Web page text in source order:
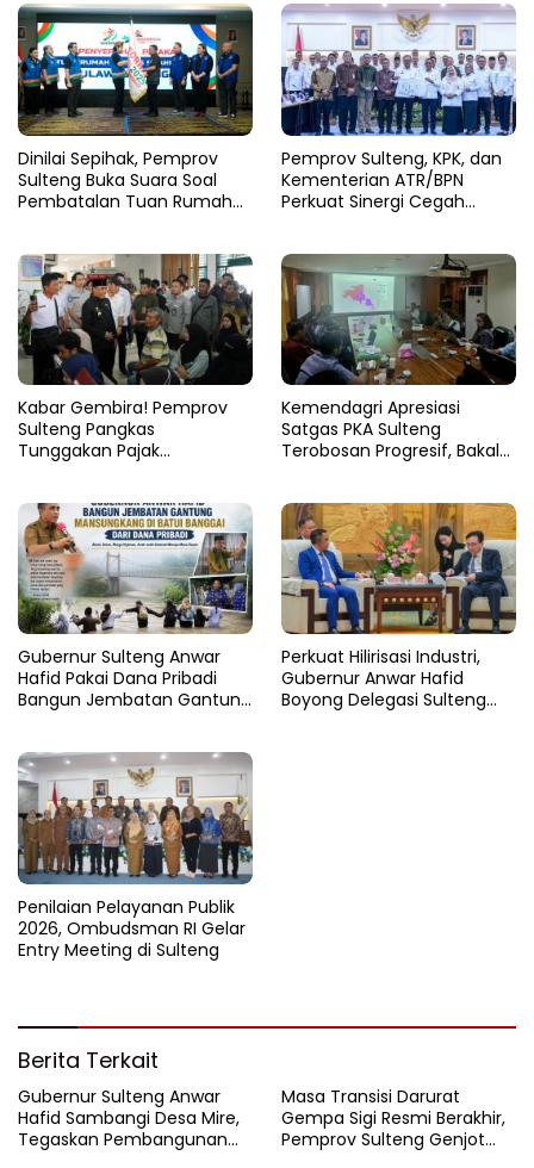
Dinilai Sepihak, Pemprov
Sulteng Buka Suara Soal
Pembatalan Tuan Rumah
Pemprov Sulteng, KPK, dan
Kementerian ATR/BPN
Perkuat Sinergi Cegah
Kabar Gembira! Pemprov
Sulteng Pangkas
Tunggakan Pajak
Kemendagri Apresiasi
Satgas PKA Sulteng
Terobosan Progresif, Bakal
Gubernur Sulteng Anwar
Hafid Pakai Dana Pribadi
Bangun Jembatan Gantung
Perkuat Hilirisasi Industri,
Gubernur Anwar Hafid
Boyong Delegasi Sulteng
Penilaian Pelayanan Publik
2026, Ombudsman RI Gelar
Entry Meeting di Sulteng
Berita Terkait
Gubernur Sulteng Anwar
Hafid Sambangi Desa Mire,
Tegaskan Pembangunan
Masa Transisi Darurat
Gempa Sigi Resmi Berakhir,
Pemprov Sulteng Genjot